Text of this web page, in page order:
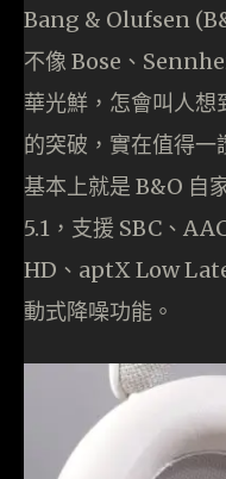
Bang & Olufsen
不像 Bose、
華光鮮，怎會叫人
的突破，實在值得一
基本上就是 B&O 自
5.1，支援 SBC、
HD、aptX Low
動式降噪功能。